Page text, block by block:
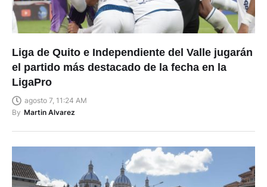
Liga de Quito e Independiente del Valle jugarán
el partido más destacado de la fecha en la
LigaPro
agosto 7, 11:24 AM
By Martin Alvarez